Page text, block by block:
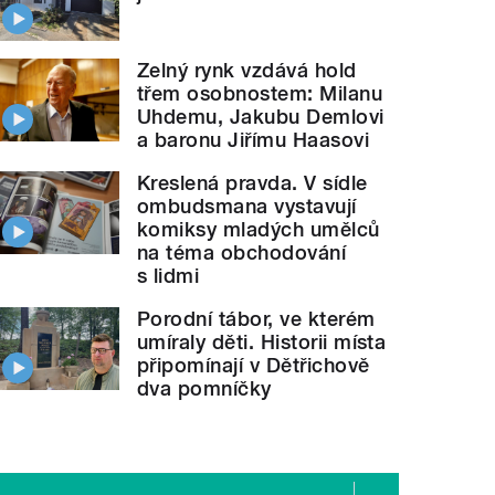
Zelný rynk vzdává hold
třem osobnostem: Milanu
Uhdemu, Jakubu Demlovi
a baronu Jiřímu Haasovi
Kreslená pravda. V sídle
ombudsmana vystavují
komiksy mladých umělců
na téma obchodování
s lidmi
Porodní tábor, ve kterém
umíraly děti. Historii místa
připomínají v Dětřichově
dva pomníčky